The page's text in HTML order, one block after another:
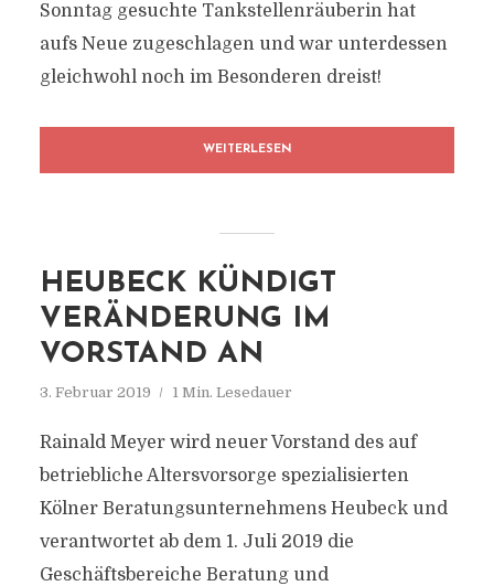
Sonntag gesuchte Tankstellenräuberin hat
aufs Neue zugeschlagen und war unterdessen
gleichwohl noch im Besonderen dreist!
WEITERLESEN
HEUBECK KÜNDIGT
VERÄNDERUNG IM
VORSTAND AN
3. Februar 2019 1 Min. Lesedauer
Rainald Meyer wird neuer Vorstand des auf
betriebliche Altersvorsorge spezialisierten
Kölner Beratungsunternehmens Heubeck und
verantwortet ab dem 1. Juli 2019 die
Geschäftsbereiche Beratung und